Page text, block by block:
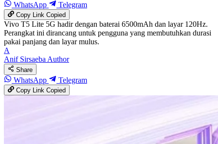
WhatsApp Telegram
Copy LinkCopied
Vivo T5 Lite 5G hadir dengan baterai 6500mAh dan layar 120Hz.
Perangkat ini dirancang untuk pengguna yang membutuhkan durasi
pakai panjang dan layar mulus.
A
Anif SirsaebaAuthor
Share
WhatsApp Telegram
Copy LinkCopied